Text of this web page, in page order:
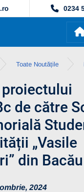
0234
Toate Noutățile
proiectului
de către
„Vasile
din Bacău
2024